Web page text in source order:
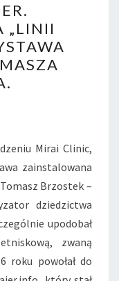
„LINII
Mirai Clinic,
zainstalowana
Brzostek –
dziedzictwa
upodobał
zwaną
roku powołał do